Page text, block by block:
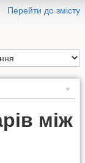
Перейти до змісту
між